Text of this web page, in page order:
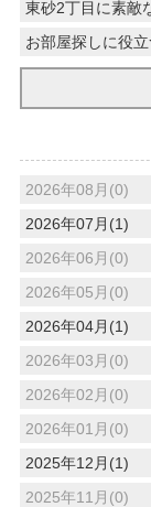
東砂2丁目に素敵
お部屋探しに役
2026年08月(0)
2026年07月(1)
2026年06月(0)
2026年05月(0)
2026年04月(1)
2026年03月(0)
2026年02月(0)
2026年01月(0)
2025年12月(1)
2025年11月(0)